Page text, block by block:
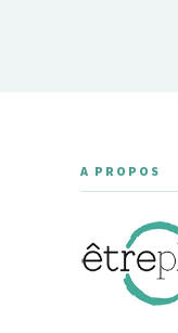
A PROPOS